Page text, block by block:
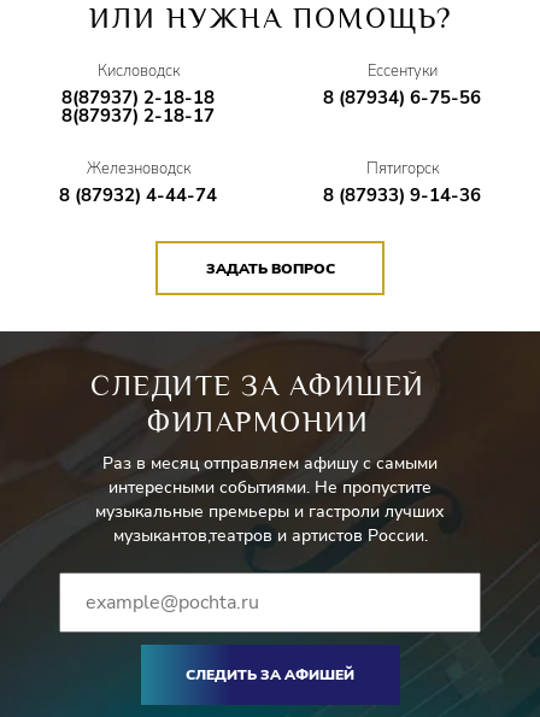
ИЛИ НУЖНА ПОМОЩЬ?
Кисловодск
8(87937) 2-18-18
8(87937) 2-18-17
Ессентуки
8 (87934) 6-75-56
Железноводск
8 (87932) 4-44-74
Пятигорск
8 (87933) 9-14-36
ЗАДАТЬ ВОПРОС
СЛЕДИТЕ ЗА АФИШЕЙ
ФИЛАРМОНИИ
Раз в месяц отправляем афишу с самыми
интересными событиями. Не пропустите
музыкальные премьеры и гастроли лучших
музыкантов,театров и артистов России.
СЛЕДИТЬ ЗА АФИШЕЙ